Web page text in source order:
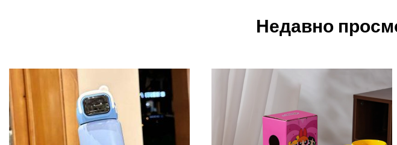
Недавно